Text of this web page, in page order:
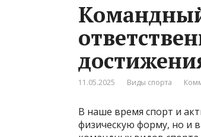
11.05.2025 Виды спорта
В наше время спорт и
физическую форму, но и